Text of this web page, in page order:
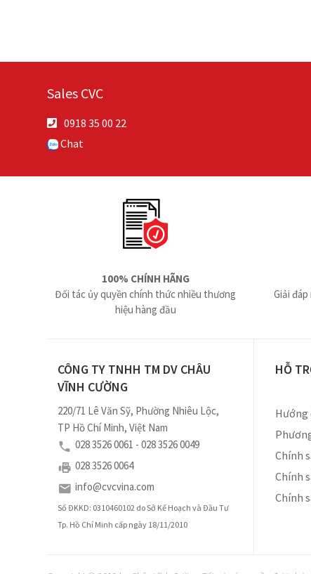
Sales CVC
0918 35 00 22
Chat
100% CHÍNH HÃNG
Đối tác ủy quyền chính thức nhiều thương
hiệu hàng đầu
Giải
CÔNG TY TNHH TM DV CHÂU
VĨNH CƯỜNG
220/71 Lê Văn Sỹ, Phường Nhiêu Lộc,
TP Hồ Chí Minh, Việt Nam
028 3526 0061 - 028 3526 0049
028 3526 0064
info@cvcvina.com
Số ĐKKD: 0310460102 do Sở Kế Hoạch và Đầu Tư
Tp. Hồ Chí Minh cấp ngày 18/11/2010
HỖ
Hướng
Chính
Chính
Chính